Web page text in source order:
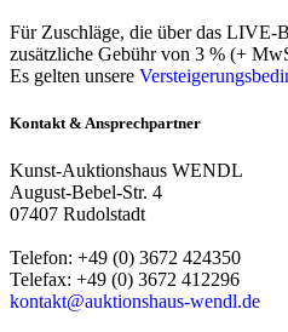
Für Zuschläge, die über das LIVE-
zusätzliche Gebühr von 3 % (+
Es gelten unsere
Kontakt & Ansprechpartner
Kunst-Auktionshaus WENDL
August-Bebel-Str. 4
07407 Rudolstadt
Telefon: +49 (0) 3672 424350
Telefax: +49 (0) 3672 412296
kontakt@auktionshaus-wendl.de